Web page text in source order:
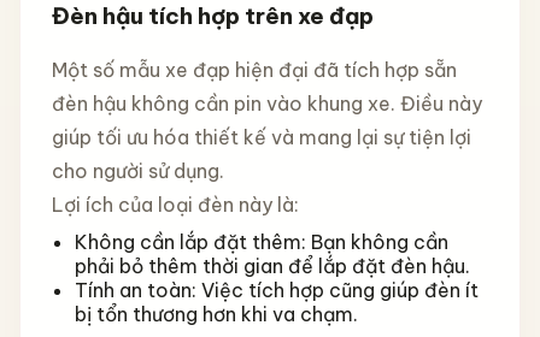
Đèn hậu tích hợp trên xe đạp
Một số mẫu xe đạp hiện đại đã tích hợp sẵn
đèn hậu không cần pin vào khung xe. Điều này
giúp tối ưu hóa thiết kế và mang lại sự tiện lợi
cho người sử dụng.
Lợi ích của loại đèn này là:
Không cần lắp đặt thêm: Bạn không cần
phải bỏ thêm thời gian để lắp đặt đèn hậu.
Tính an toàn: Việc tích hợp cũng giúp đèn ít
bị tổn thương hơn khi va chạm.